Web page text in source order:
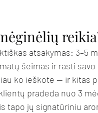
atsakymas: 3–5
šeimas ir rasti
ko ieškote — ir kitas
pradeda nuo 3
tapo jų signatūriniu